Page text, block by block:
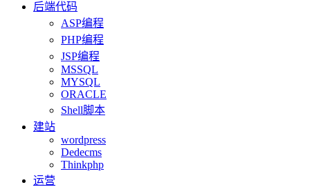
后端代码
ASP编程
PHP编程
JSP编程
MSSQL
MYSQL
ORACLE
Shell脚本
建站
wordpress
Dedecms
Thinkphp
运营